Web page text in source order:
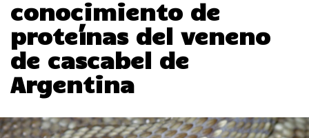
conocimiento de
proteínas del veneno
de cascabel de
Argentina